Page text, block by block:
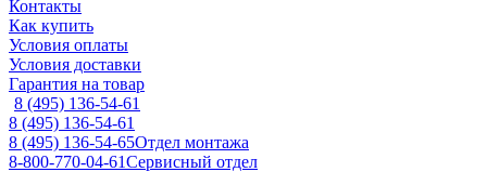
Контакты
Как купить
Условия оплаты
Условия доставки
Гарантия на товар
8 (495) 136-54-61
8 (495) 136-54-61
8 (495) 136-54-65Отдел монтажа
8-800-770-04-61Сервисный отдел